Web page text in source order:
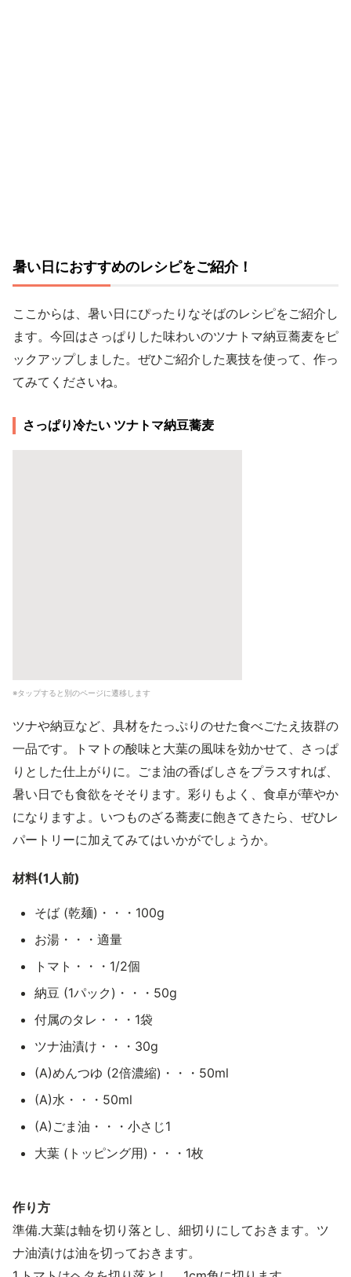
暑い日におすすめのレシピをご紹介！
ここからは、暑い日にぴったりなそばのレシピをご紹介し
ます。今回はさっぱりした味わいのツナトマ納豆蕎麦をピ
ックアップしました。ぜひご紹介した裏技を使って、作っ
てみてくださいね。
さっぱり冷たい ツナトマ納豆蕎麦
※タップすると別のページに遷移します
ツナや納豆など、具材をたっぷりのせた食べごたえ抜群の
一品です。トマトの酸味と大葉の風味を効かせて、さっぱ
りとした仕上がりに。ごま油の香ばしさをプラスすれば、
暑い日でも食欲をそそります。彩りもよく、食卓が華やか
になりますよ。いつものざる蕎麦に飽きてきたら、ぜひレ
パートリーに加えてみてはいかがでしょうか。
材料(1人前)
そば (乾麺)・・・100g
お湯・・・適量
トマト・・・1/2個
納豆 (1パック)・・・50g
付属のタレ・・・1袋
ツナ油漬け・・・30g
(A)めんつゆ (2倍濃縮)・・・50ml
(A)水・・・50ml
(A)ごま油・・・小さじ1
大葉 (トッピング用)・・・1枚
作り方
準備.大葉は軸を切り落とし、細切りにしておきます。ツ
ナ油漬けは油を切っておきます。